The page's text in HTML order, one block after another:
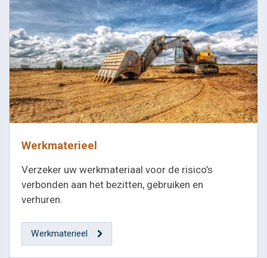
Werkmaterieel
Verzeker uw werkmateriaal voor de risico’s
verbonden aan het bezitten, gebruiken en
verhuren.
Werkmaterieel